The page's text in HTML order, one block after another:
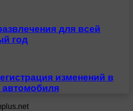
для всей
год
изменений в
автомобиля